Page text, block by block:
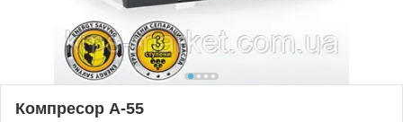
Компресор А-55